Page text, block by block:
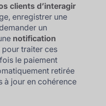
clients d’interagir
enregistrer une
un
notification
pour traiter ces
le paiement
retirée
à jour en cohérence